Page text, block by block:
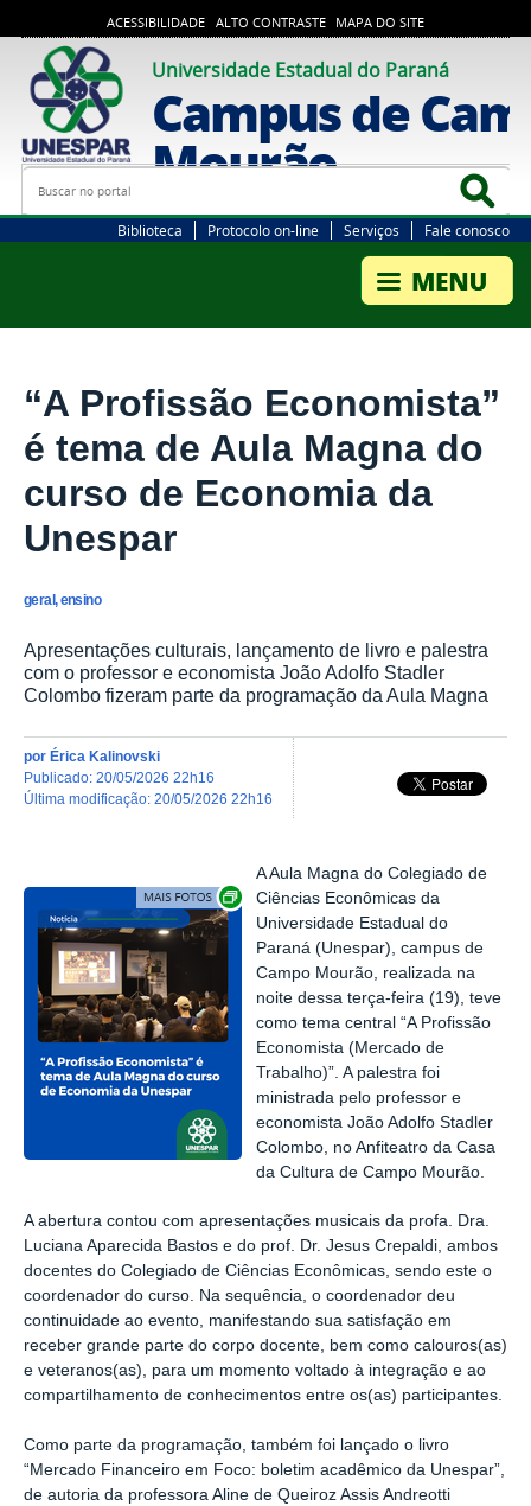
ACESSIBILIDADE ALTO CONTRASTE MAPA DO SITE
Universidade Estadual do Paraná
Campus de
Mourão
Busca
Biblioteca Protocolo on-line Serviços Fale conosco
“A Profissão Economista”
é tema de Aula Magna do
curso de Economia da
Unespar
geral, ensino
Apresentações culturais, lançamento de livro e palestra
com o professor e economista João Adolfo Stadler
Colombo fizeram parte da programação da Aula Magna
por Érica Kalinovski
publicado: 20/05/2026 22h16
última modificação: 20/05/2026 22h16
Exibir carrossel de imagens
A Aula Magna do Colegiado de
Ciências Econômicas da
Universidade Estadual do
Paraná (Unespar), campus de
Campo Mourão, realizada na
noite dessa terça-feira (19), teve
como tema central “A Profissão
Economista (Mercado de
Trabalho)”. A palestra foi
ministrada pelo professor e
economista João Adolfo Stadler
Colombo, no Anfiteatro da Casa
da Cultura de Campo Mourão.
A abertura contou com apresentações musicais da profa. Dra.
Luciana Aparecida Bastos e do prof. Dr. Jesus Crepaldi, ambos
docentes do Colegiado de Ciências Econômicas, sendo este o
coordenador do curso. Na sequência, o coordenador deu
continuidade ao evento, manifestando sua satisfação em
receber grande parte do corpo docente, bem como calouros(as)
e veteranos(as), para um momento voltado à integração e ao
compartilhamento de conhecimentos entre os(as) participantes.
Como parte da programação, também foi lançado o livro
“Mercado Financeiro em Foco: boletim acadêmico da Unespar”,
de autoria da professora Aline de Queiroz Assis Andreotti